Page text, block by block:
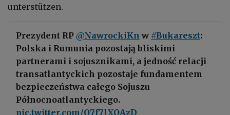
unterstützen.
Prezydent RP @NawrockiKn w #Bukareszt:
Polska i Rumunia pozostają bliskimi
partnerami i sojusznikami, a jedność relacji
transatlantyckich pozostaje fundamentem
bezpieczeństwa całego Sojuszu
Północnoatlantyckiego.
pic.twitter.com/Q7f7lXQAzD